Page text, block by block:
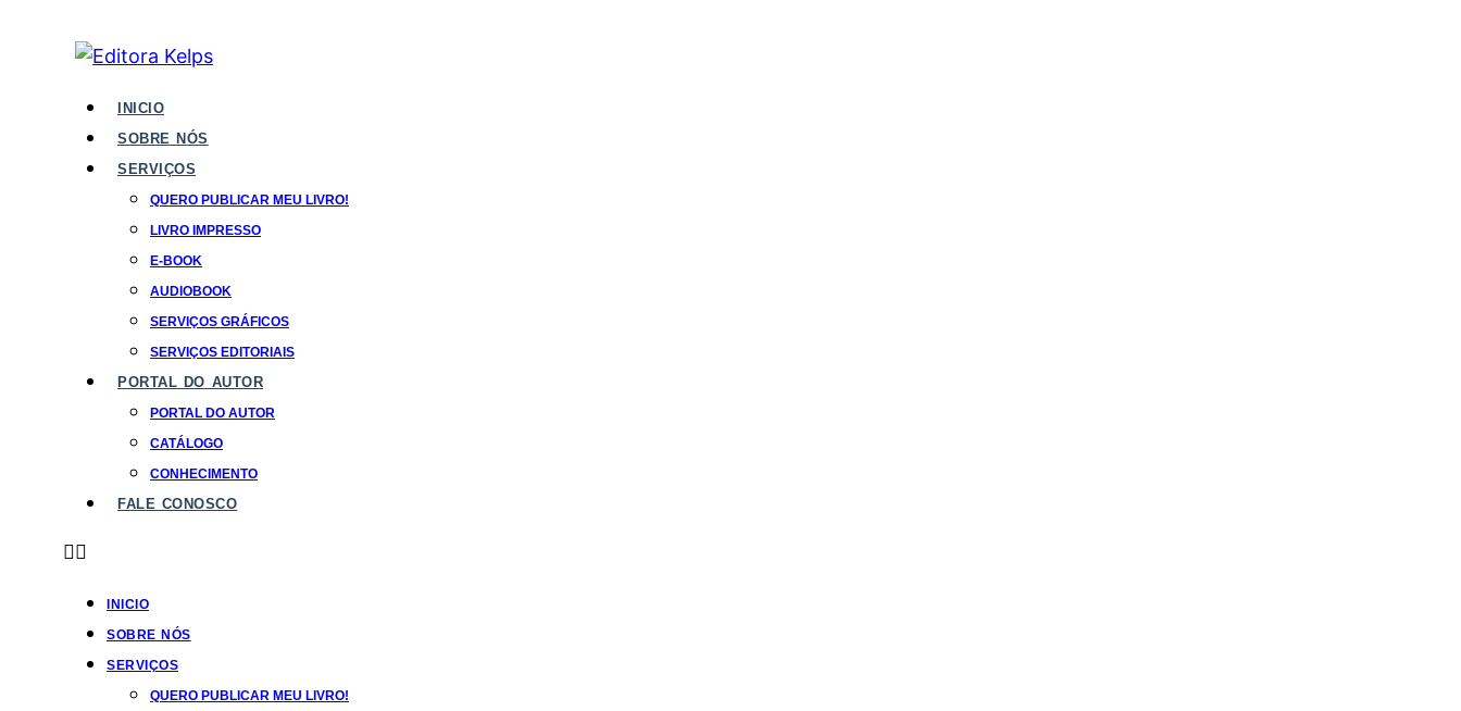
INICIO
SOBRE NÓS
SERVIÇOS
QUERO PUBLICAR MEU LIVRO!
LIVRO IMPRESSO
E-BOOK
AUDIOBOOK
SERVIÇOS GRÁFICOS
SERVIÇOS EDITORIAIS
PORTAL DO AUTOR
PORTAL DO AUTOR
CATÁLOGO
CONHECIMENTO
FALE CONOSCO
INICIO
SOBRE NÓS
SERVIÇOS
QUERO PUBLICAR MEU LIVRO!